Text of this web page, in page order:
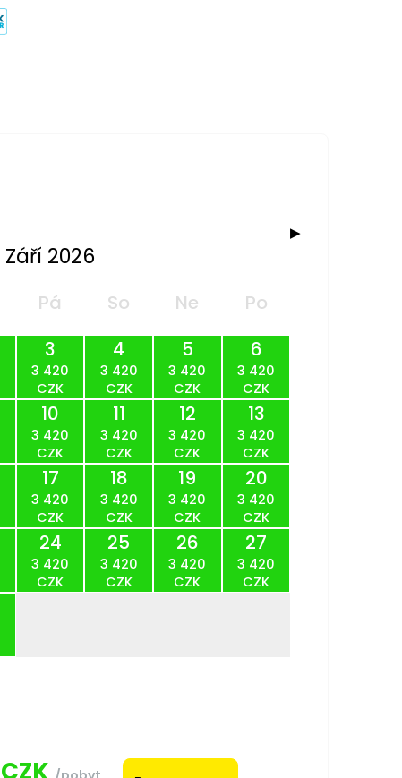
▶
Září 2026
Pá So Ne
Po
3
3 420
CZK
4
3 420
CZK
5
3 420
CZK
6
3 420
CZK
10
3 420
CZK
11
3 420
CZK
12
3 420
CZK
13
3 420
CZK
17
3 420
CZK
18
3 420
CZK
19
3 420
CZK
20
3 420
CZK
24
3 420
CZK
25
3 420
CZK
26
3 420
CZK
27
3 420
CZK